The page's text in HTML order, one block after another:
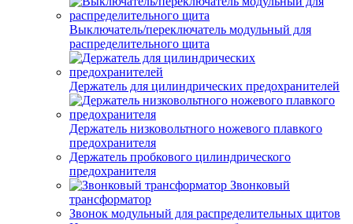
Выключатель/переключатель модульный для
распределительного щита
Держатель для цилиндрических предохранителей
Держатель низковольтного ножевого плавкого
предохранителя
Держатель пробкового цилиндрического
предохранителя
Звонковый
трансформатор
Звонок модульный для распределительных щитов